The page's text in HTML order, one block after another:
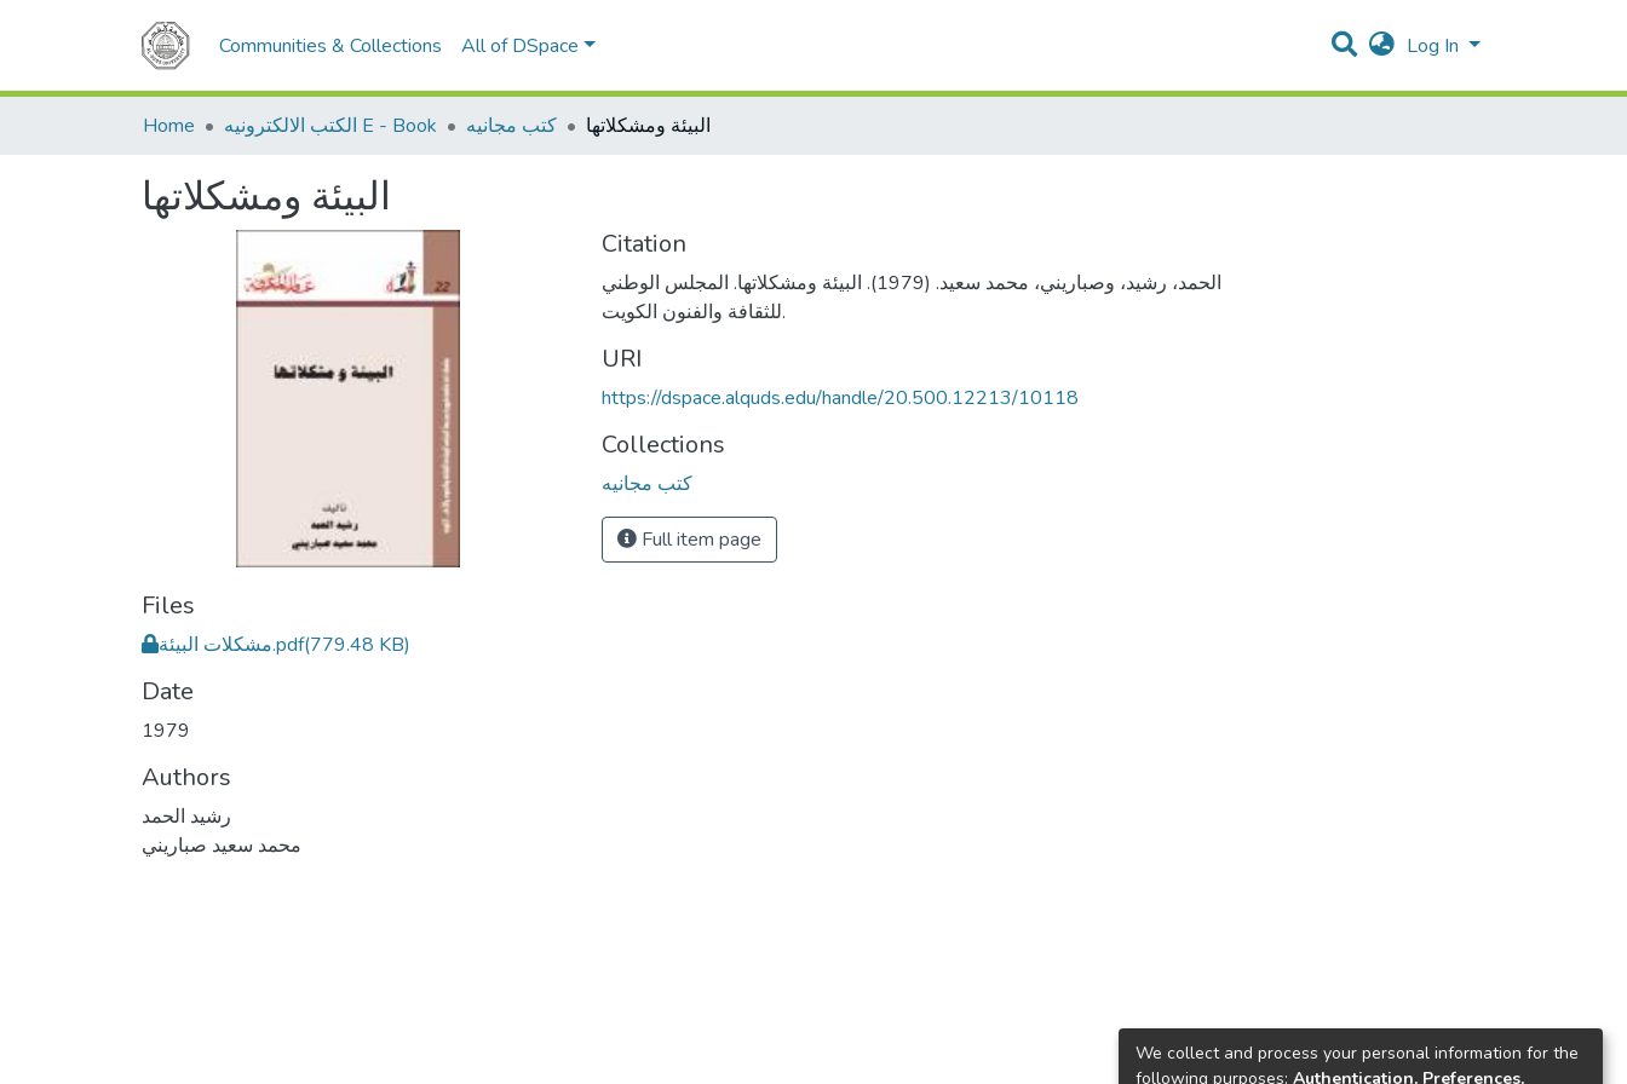
Communities & Collections All of DSpace Log In
Home الكتب الالكترونيه E - Book كتب مجانيه البيئة ومشكلاتها
البيئة ومشكلاتها
Files
مشكلات البيئة.pdf(779.48 KB)
Date
1979
Authors
رشيد الحمد
محمد سعيد صباريني
Citation
الحمد، رشيد، وصباريني، محمد سعيد. (1979). البيئة ومشكلاتها. المجلس الوطني
للثقافة والفنون الكويت.
URI
https://dspace.alquds.edu/handle/20.500.12213/10118
Collections
كتب مجانيه
Full item page
We collect and process your personal information for the
following purposes: Authentication, Preferences,